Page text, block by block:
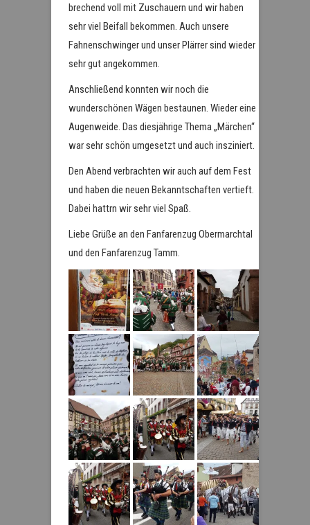
brechend voll mit Zuschauern und wir haben
sehr viel Beifall bekommen. Auch unsere
Fahnenschwinger und unser Plärrer sind wieder
sehr gut angekommen.
Anschließend konnten wir noch die
wunderschönen Wägen bestaunen. Wieder eine
Augenweide. Das diesjährige Thema „Märchen“
war sehr schön umgesetzt und auch insziniert.
Den Abend verbrachten wir auch auf dem Fest
und haben die neuen Bekanntschaften vertieft.
Dabei hattrn wir sehr viel Spaß.
Liebe Grüße an den Fanfarenzug Obermarchtal
und den Fanfarenzug Tamm.